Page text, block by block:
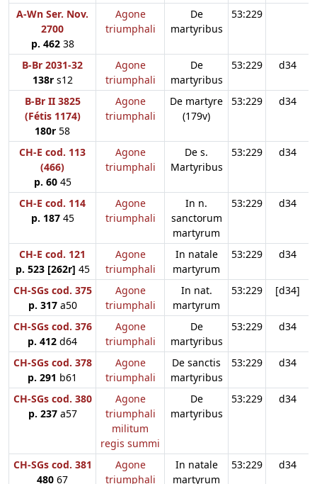
A-Wn Ser. Nov.
2700
p. 46238
Agone
triumphali
De
martyribus
53:229
B-Br 2031-32
138rs12
Agone
triumphali
De
martyribus
53:229 d34
B-Br II 3825
(Fétis 1174)
180r 58
Agone
triumphali
De martyre
(179v)
53:229 d34
CH-E cod. 113
(466)
p. 6045
Agone
triumphali
De s.
Martyribus
53:229 d34
CH-E cod. 114
p. 18745
Agone
triumphali
In n.
sanctorum
martyrum
53:229 d34
CH-E cod. 121
p. 523 [262r] 45
Agone
triumphali
In natale
martyrum
53:229 d34
CH-SGs cod. 375
p. 317a50
Agone
triumphali
In nat.
martyrum
53:229 [d34]
CH-SGs cod. 376
p. 412 d64
Agone
triumphali
De
martyribus
53:229 d34
CH-SGs cod. 378
p. 291 b61
Agone
triumphali
De sanctis
martyribus
53:229 d34
CH-SGs cod. 380
p. 237a57
Agone
triumphali
militum
regis summi
De
martyribus
53:229 d34
CH-SGs cod. 381
480 67
Agone
triumphali
In natale
martyrum
53:229 d34